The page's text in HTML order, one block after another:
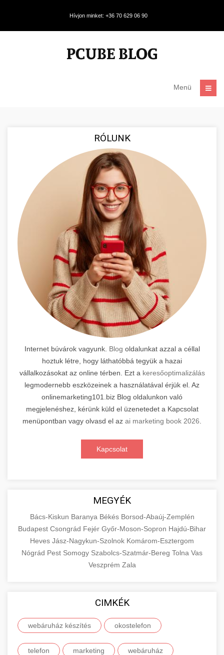
Hívjon minket: +36 70 629 06 90
Menü
RÓLUNK
Internet búvárok vagyunk. Blog oldalunkat azzal a céllal
hoztuk létre, hogy láthatóbbá tegyük a hazai
vállalkozásokat az online térben. Ezt a keresőoptimalizálás
legmodernebb eszközeinek a használatával érjük el. Az
onlinemarketing101.biz Blog oldalunkon való
megjelenéshez, kérünk küld el üzenetedet a Kapcsolat
menüpontban vagy olvasd el az ai marketing book 2026
Kapcsolat
MEGYÉK
Bács-Kiskun Baranya Békés Borsod-Abaúj-Zemplén
Budapest Csongrád Fejér Győr-Moson-Sopron Hajdú-Bihar
Heves Jász-Nagykun-Szolnok Komárom-Esztergom
Nógrád Pest Somogy Szabolcs-Szatmár-Bereg Tolna Vas
Veszprém Zala
CIMKÉK
webáruház készítés okostelefon
telefon marketing webáruház